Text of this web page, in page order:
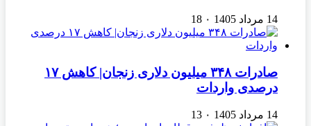
14 مرداد 1405 ۰ 18
صادرات ۳۴۸ میلیون دلاری زنجان| ‌کاهش ۱۷
درصدی واردات
14 مرداد 1405 ۰ 13